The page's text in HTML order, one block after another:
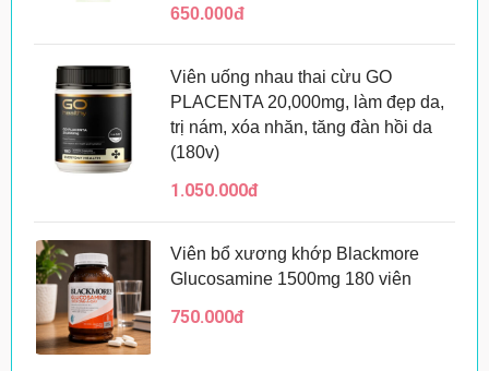
650.000đ
Viên uống nhau thai cừu GO
PLACENTA 20,000mg, làm đẹp da,
trị nám, xóa nhăn, tăng đàn hồi da
(180v)
1.050.000đ
Viên bổ xương khớp Blackmore
Glucosamine 1500mg 180 viên
750.000đ